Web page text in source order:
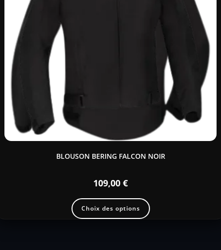
BLOUSON BERING FALCON NOIR
109,00 €
Choix des options